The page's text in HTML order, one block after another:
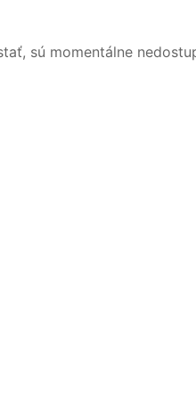
sú momentálne